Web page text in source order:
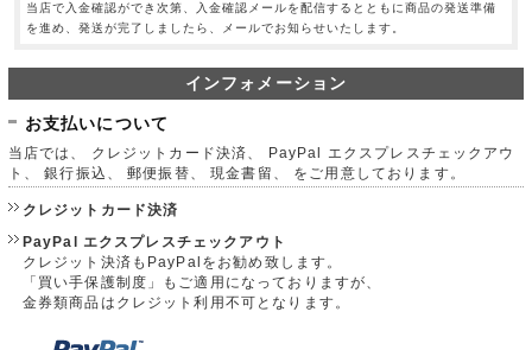
当店で入金確認ができ次第、入金確認メールを配信するとともに商品の発送準備
を進め、発送が完了しましたら、メールでお知らせいたします。
インフォメーション
お支払いについて
当店では、 クレジットカード決済、 PayPal エクスプレスチェックアウ
ト、 銀行振込、 郵便振替、 現金書留、 をご用意しております。
クレジットカード決済
PayPal エクスプレスチェックアウト
クレジット決済もPayPalをお勧め致します。
「買い手保護制度」もご適用になっておりますが、
金券類商品はクレジット利用不可となります。